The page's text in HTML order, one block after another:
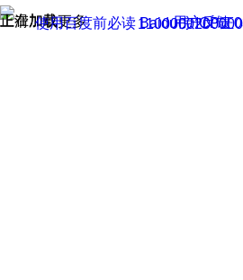
正在加载
上滑加载更多 用户反馈
使用百度前必读 Baidu 京ICP证
京公网安备